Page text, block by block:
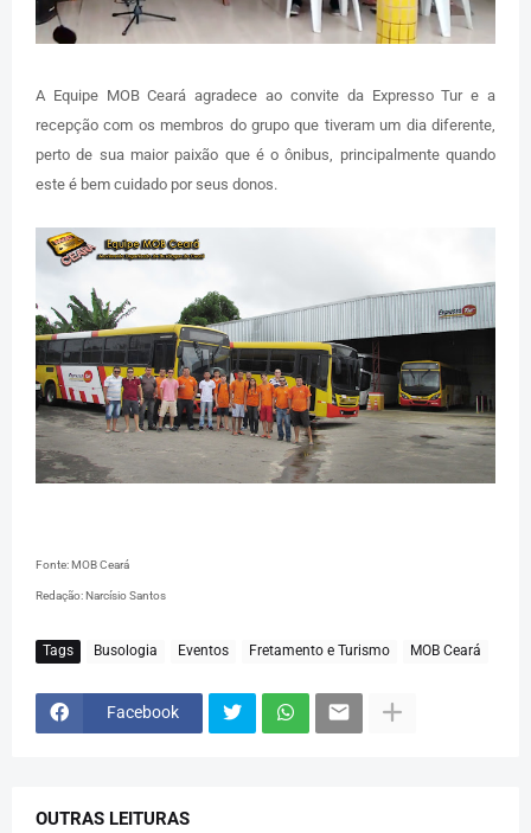
A Equipe MOB Ceará agradece ao convite da Expresso Tur e a
recepção com os membros do grupo que tiveram um dia diferente,
perto de sua maior paixão que é o ônibus, principalmente quando
este é bem cuidado por seus donos.
Fonte: MOB Ceará
Redação: Narcísio Santos
Tags Busologia Eventos Fretamento e Turismo MOB Ceará
Facebook
OUTRAS LEITURAS